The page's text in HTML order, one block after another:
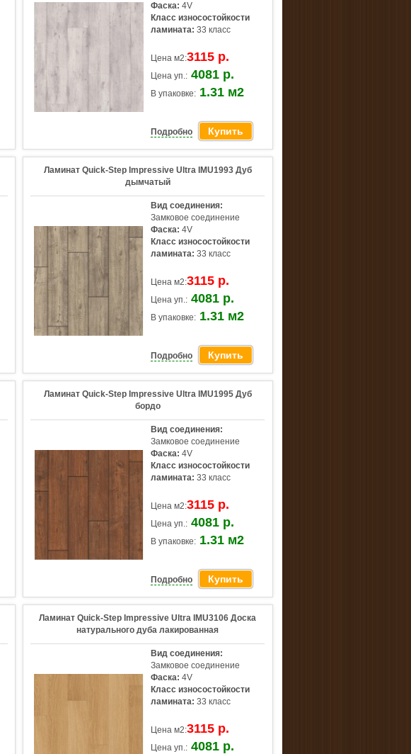
Фаска: 4V
Класс износостойкости
ламината: 33 класс
Цена м2:3115 р.
Цена уп.: 4081 р.
В упаковке: 1.31 м2
Подробно Купить
Ламинат Quick-Step Impressive Ultra IMU1993 Дуб
дымчатый
Вид соединения:
Замковое соединение
Фаска: 4V
Класс износостойкости
ламината: 33 класс
Цена м2:3115 р.
Цена уп.: 4081 р.
В упаковке: 1.31 м2
Подробно Купить
Ламинат Quick-Step Impressive Ultra IMU1995 Дуб
бордо
Вид соединения:
Замковое соединение
Фаска: 4V
Класс износостойкости
ламината: 33 класс
Цена м2:3115 р.
Цена уп.: 4081 р.
В упаковке: 1.31 м2
Подробно Купить
Ламинат Quick-Step Impressive Ultra IMU3106 Доска
натурального дуба лакированная
Вид соединения:
Замковое соединение
Фаска: 4V
Класс износостойкости
ламината: 33 класс
Цена м2:3115 р.
Цена уп.: 4081 р.